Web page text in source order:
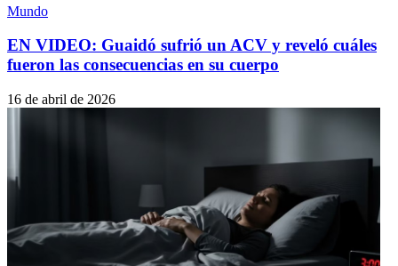
Mundo
EN VIDEO: Guaidó sufrió un ACV y reveló cuáles
fueron las consecuencias en su cuerpo
16 de abril de 2026